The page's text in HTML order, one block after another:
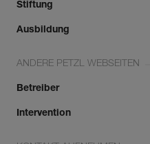
Stiftung
Ausbildung
ANDERE PETZL WEBSEITEN
Betreiber
Intervention